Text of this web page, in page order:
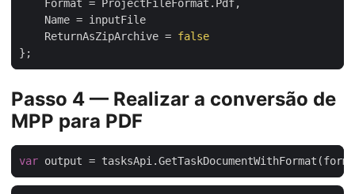
    ReturnAsZipArchive =
false
Passo 4 — Realizar a conversão de
MPP para PDF
var